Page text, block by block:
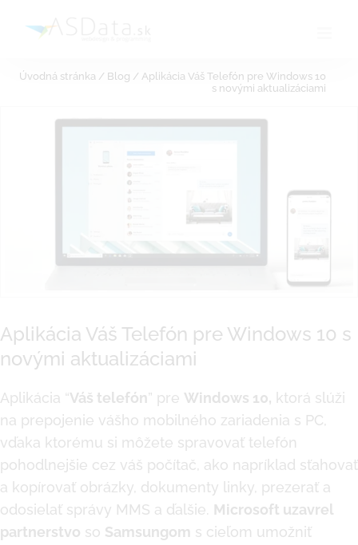
Úvodná stránka / Blog / Aplikácia Váš Telefón pre Windows 10
s novými aktualizáciami
Aplikácia Váš Telefón pre Windows 10 s
novými aktualizáciami
Aplikácia “Váš telefón” pre Windows 10, ktorá slúži
na prepojenie vášho mobilného zariadenia s PC,
vďaka ktorému si môžete spravovať telefón
pohodlnejšie cez váš počítač, ako napríklad sťahovať
a kopírovať obrázky, dokumenty linky, prezerať a
odosielať správy MMS a ďalšie. Microsoft uzavrel
partnerstvo so Samsungom s cieľom umožniť